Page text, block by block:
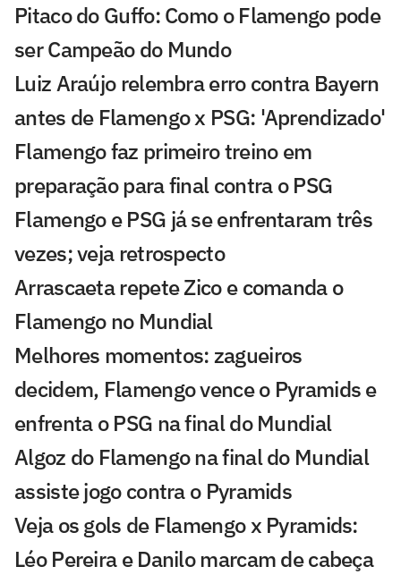
Pitaco do Guffo: Como o Flamengo pode
ser Campeão do Mundo
Luiz Araújo relembra erro contra Bayern
antes de Flamengo x PSG: 'Aprendizado'
Flamengo faz primeiro treino em
preparação para final contra o PSG
Flamengo e PSG já se enfrentaram três
vezes; veja retrospecto
Arrascaeta repete Zico e comanda o
Flamengo no Mundial
Melhores momentos: zagueiros
decidem, Flamengo vence o Pyramids e
enfrenta o PSG na final do Mundial
Algoz do Flamengo na final do Mundial
assiste jogo contra o Pyramids
Veja os gols de Flamengo x Pyramids:
Léo Pereira e Danilo marcam de cabeça